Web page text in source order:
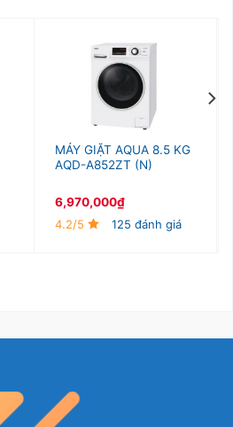
MÁY GIẶT AQUA 8.5 KG
AQD-A852ZT (N)
6,970,000₫
4.2/5
125 đánh giá